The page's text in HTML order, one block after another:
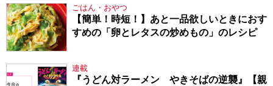
ごはん・おやつ
【簡単！時短！】あと一品欲しいときにおす
すめの「卵とレタスの炒めもの」のレシピ
連載
『うどん対ラーメン やきそばの逆襲』【親